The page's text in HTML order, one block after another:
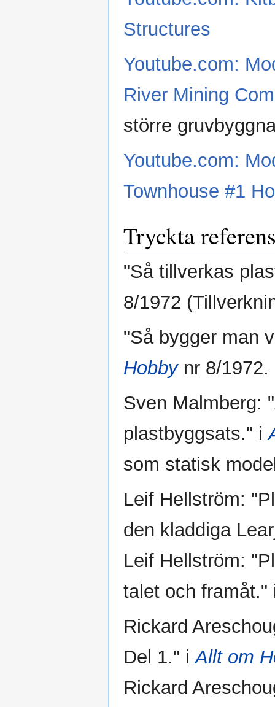
Structures
Youtube.com:
River Mining
större
Youtube.com:
Townhouse #1
Tryckta
"Så tillverkas
8/1972
"Så bygger man
Hobbynr 8/1972.
Sven Malmberg:
plastbyggsats." i
som statisk
Leif Hellström:
den kladdiga
Leif Hellström:
talet och
Rickard
Del 1." iAllt om
Rickard